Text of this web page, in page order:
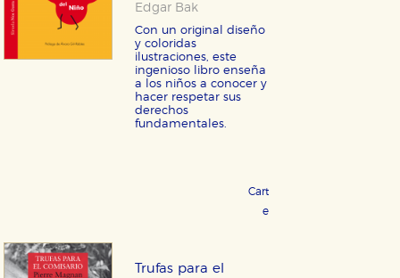
Edgar Bak
Con un original diseño
y coloridas
ilustraciones, este
ingenioso libro enseña
a los niños a conocer y
hacer respetar sus
derechos
fundamentales.
Cartoné 18,95 €
eBook 9,99 €
Trufas para el